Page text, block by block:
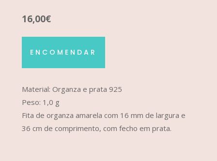
16,00€
ENCOMENDAR
Material: Organza e prata 925
Peso: 1,0 g
Fita de organza amarela com 16 mm de largura e
36 cm de comprimento, com fecho em prata.